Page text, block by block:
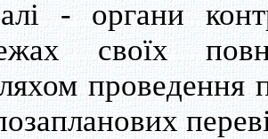
- органи
своїх
проведення